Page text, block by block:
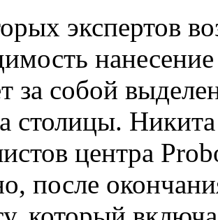
экспертов
за собой
столицы.
центра
после